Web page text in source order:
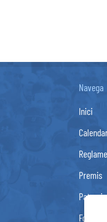
Navega
Inici
Premis
Fotos